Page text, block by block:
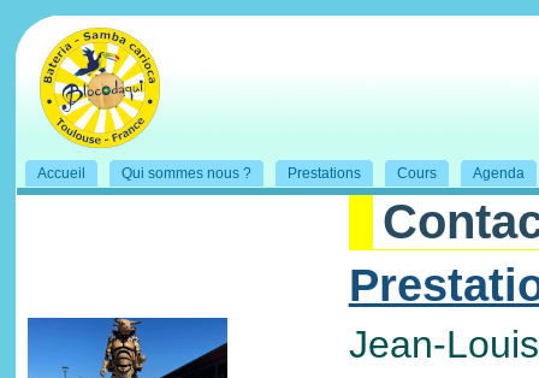
Accueil Qui sommes nous ? Prestations Cours Agenda
Jean-Louis